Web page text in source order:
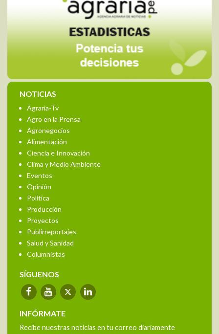
NOTICIAS
Agraria-Tv
Agro en la Prensa
Agronegocios
Alimentación
Ciencia e Innovación
Clima y Medio Ambiente
Eventos
Opinión
Política
Producción
Proyectos
Publirreportajes
Salud y Sanidad
Columnistas
SÍGUENOS
INFÓRMATE
Recibe nuestras noticias en tu correo diariamente